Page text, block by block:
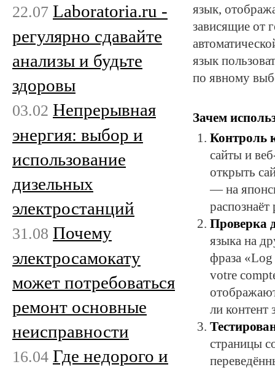
язык,
зависящие от
язык
по явному
Зачем
Контроль
сайты и
открыть
— на
Проверка
языка на
фраза «Log
votre
ли контент
страницы
22.07 Laboratoria.ru -
регулярно сдавайте
анализы и будьте
здоровы
03.02 Непрерывная
энергия: выбор и
использование
дизельных
электростанций
31.08 Почему
электросамокату
может потребоваться
ремонт основные
неисправности
16.04 Где недорого и